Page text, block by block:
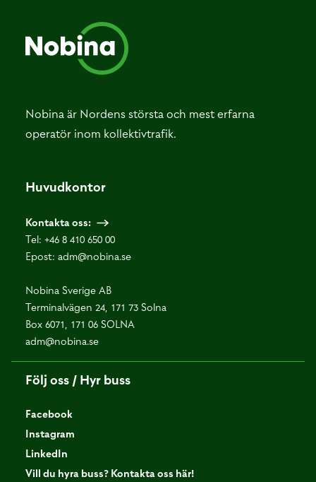
Nobina är Nordens största och mest erfarna
operatör inom kollektivtrafik.
Huvudkontor
Kontakta oss:
Tel: +46 8 410 650 00
Epost: adm@nobina.se
Nobina Sverige AB
Terminalvägen 24, 171 73 Solna
Box 6071, 171 06 SOLNA
adm@nobina.se
Följ oss / Hyr buss
Facebook
Instagram
LinkedIn
Vill du hyra buss? Kontakta oss här!